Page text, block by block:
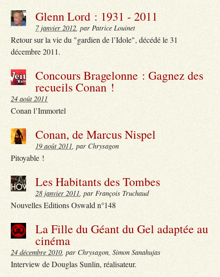
Glenn Lord : 1931 - 2011
7 janvier 2012, par Patrice Louinet
Retour sur la vie du "gardien de l’Idole", décédé le 31
décembre 2011.
Concours Bragelonne : Gagnez des
recueils Conan !
24 août 2011
Conan l’Immortel
Conan, de Marcus Nispel
19 août 2011, par Chrysagon
Pitoyable !
Les Habitants des Tombes
28 janvier 2011, par François Truchaud
Nouvelles Editions Oswald n°148
La Fille du Géant du Gel adaptée au
cinéma
24 décembre 2010, par Chrysagon, Simon Sanahujas
Interview de Douglas Sunlin, réalisateur.